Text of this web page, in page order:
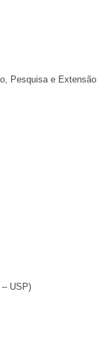
Pesquisa e Extensão
– USP)